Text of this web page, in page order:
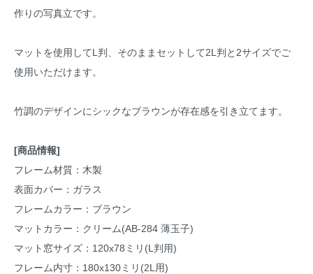
作りの写真立です。
マットを使用してL判、そのままセットして2L判と2サイズでご
使用いただけます。
竹調のデザインにシックなブラウンが存在感を引き立てます。
[商品情報]
フレーム材質：木製
表面カバー：ガラス
フレームカラー：ブラウン
マットカラー：クリーム(AB-284 薄玉子)
マット窓サイズ：120x78ミリ(L判用)
フレーム内寸：180x130ミリ(2L用)